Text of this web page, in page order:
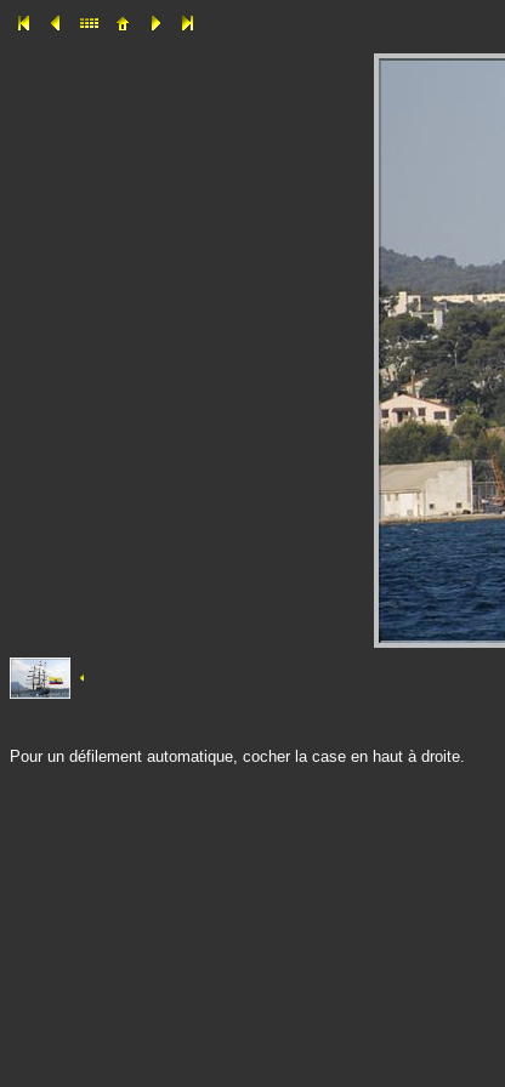
Pour un défilement automatique, cocher la case en haut à droite.